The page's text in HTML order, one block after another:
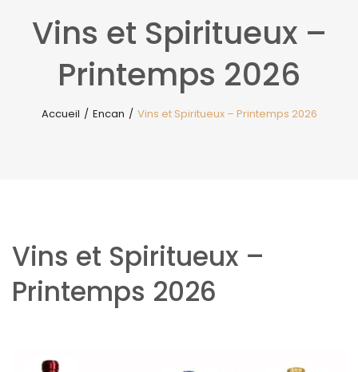
Vins et Spiritueux –
Printemps 2026
Accueil / Encan / Vins et Spiritueux – Printemps 2026
Vins et Spiritueux –
Printemps 2026